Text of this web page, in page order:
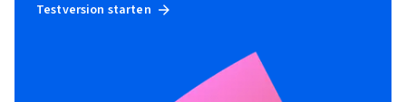
Testversion starten